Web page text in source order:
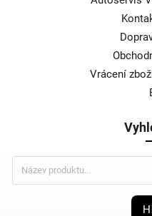
Vrácení